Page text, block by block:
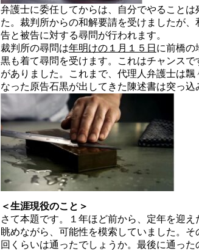
弁護士に委任してからは、自分でやること
た。裁判所からの和解要請を受けましたが
告と被告に対する尋問が行われます。
裁判所の尋問は年明けの１月１５日 に前橋の
黒も着て尋問を受けます。これはチャンス
がありました。これまで、代理人弁護士は
なった原告石黒が出してきた陳述書は突っ
＜生涯現役のこと＞
さて本題です。１年ほど前から、定年を迎え
眺めながら、可能性を模索していました。
回くらいは通ったでしょうか。最後に通っ